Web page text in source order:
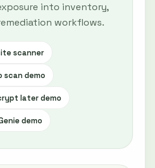
into inventory,
workflows.
scanner
scan demo
later demo
demo